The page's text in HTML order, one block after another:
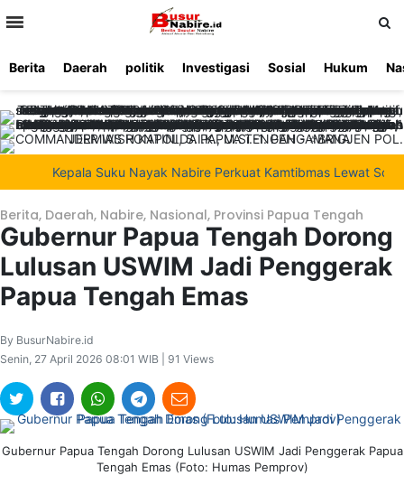
Berita Daerah politik Investigasi Sosial Hukum
Kepala Suku Nayak Nabire Perkuat Kamtibmas Lewat
Berita, Daerah, Nabire, Nasional, Provinsi Papua Tengah
Gubernur Papua Tengah Dorong
Lulusan USWIM Jadi Penggerak
Papua Tengah Emas
By BusurNabire.id
Senin, 27 April 2026 08:01 WIB | 91 Views
Gubernur Papua Tengah Dorong Lulusan USWIM Jadi Penggerak Papua
Tengah Emas (Foto: Humas Pemprov)